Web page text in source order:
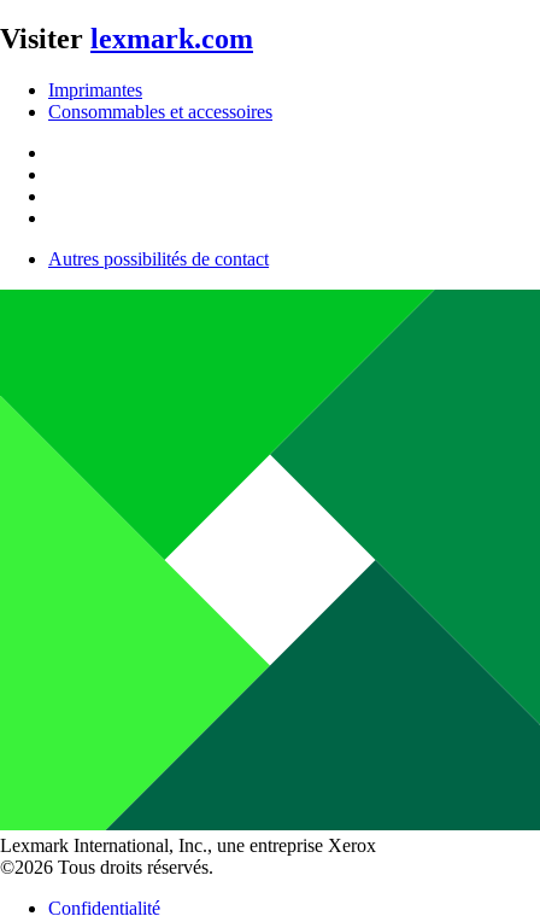
Visiter lexmark.com
Imprimantes
Consommables et accessoires
Autres possibilités de contact
Lexmark International, Inc., une entreprise Xerox
©2026 Tous droits réservés.
Confidentialité